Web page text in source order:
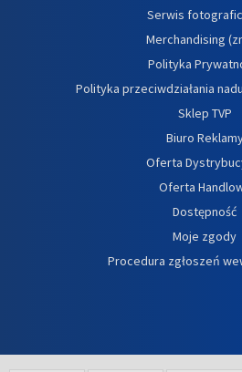
Serwis
Merchandising
Polityka
Polityka przeciwdziałania
Sklep TVP
Biuro
Oferta
Oferta
Dostępność
Moje zgody
Procedura zgłoszeń